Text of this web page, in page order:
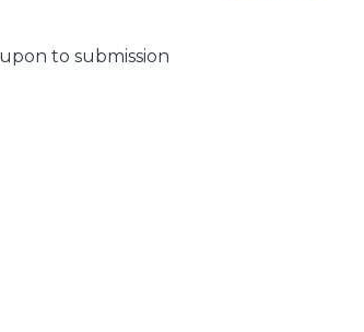
to submission